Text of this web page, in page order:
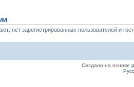
нет зарегистрированных пользователей и
Создано на основе